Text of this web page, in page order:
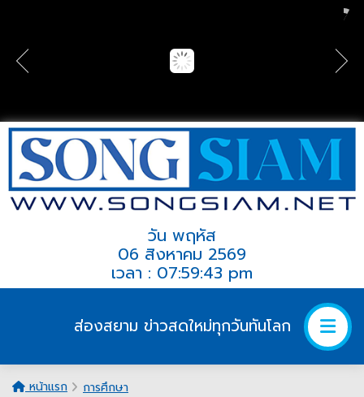
วัน พฤหัส
06 สิงหาคม 2569
เวลา : 07:59:43 pm
ส่องสยาม ข่าวสดใหม่ทุกวันทันโลก
หน้าแรก
การศึกษา